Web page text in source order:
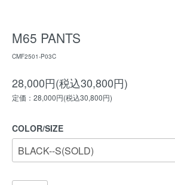
M65 PANTS
CMF2501-P03C
28,000円(税込30,800円)
定価：28,000円(税込30,800円)
COLOR/SIZE